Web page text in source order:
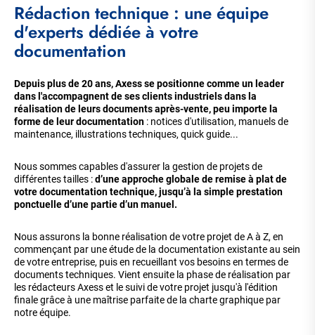
Rédaction technique : une équipe
d'experts dédiée à votre
documentation
Depuis plus de 20 ans, Axess se positionne comme un leader
dans l'accompagnent de ses clients industriels dans la
réalisation de leurs documents après-vente, peu importe la
forme de leur documentation : notices d'utilisation, manuels de
maintenance, illustrations techniques, quick guide...
Nous sommes capables d'assurer la gestion de projets de
différentes tailles :d’une approche globale de remise à plat de
votre documentation technique, jusqu’à la simple prestation
ponctuelle d’une partie d’un manuel.
Nous assurons la bonne réalisation de votre projet de A à Z, en
commençant par une étude de la documentation existante au sein
de votre entreprise, puis en recueillant vos besoins en termes de
documents techniques. Vient ensuite la phase de réalisation par
les rédacteurs Axess et le suivi de votre projet jusqu'à l'édition
finale grâce à une maîtrise parfaite de la charte graphique par
notre équipe.